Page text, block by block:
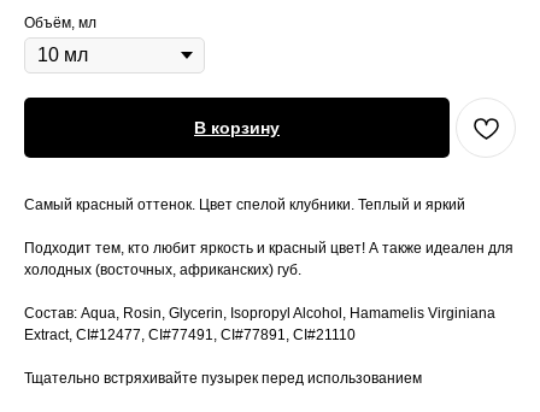
Объём, мл
В корзину
Самый красный оттенок. Цвет спелой клубники. Теплый и яркий
Подходит тем, кто любит яркость и красный цвет! А также идеален для
холодных (восточных, африканских) губ.
Состав: Aqua, Rosin, Glycerin, Isopropyl Alcohol, Hamamelis Virginiana
Extract, CI#12477, CI#77491, CI#77891, CI#21110
Тщательно встряхивайте пузырек перед использованием